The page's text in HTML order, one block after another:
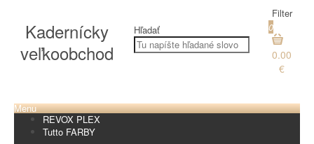
Kadernícky
veľkoobchod
Hľadať
Filter
0
0.00
€
Menu
REVOX PLEX
Tutto FARBY